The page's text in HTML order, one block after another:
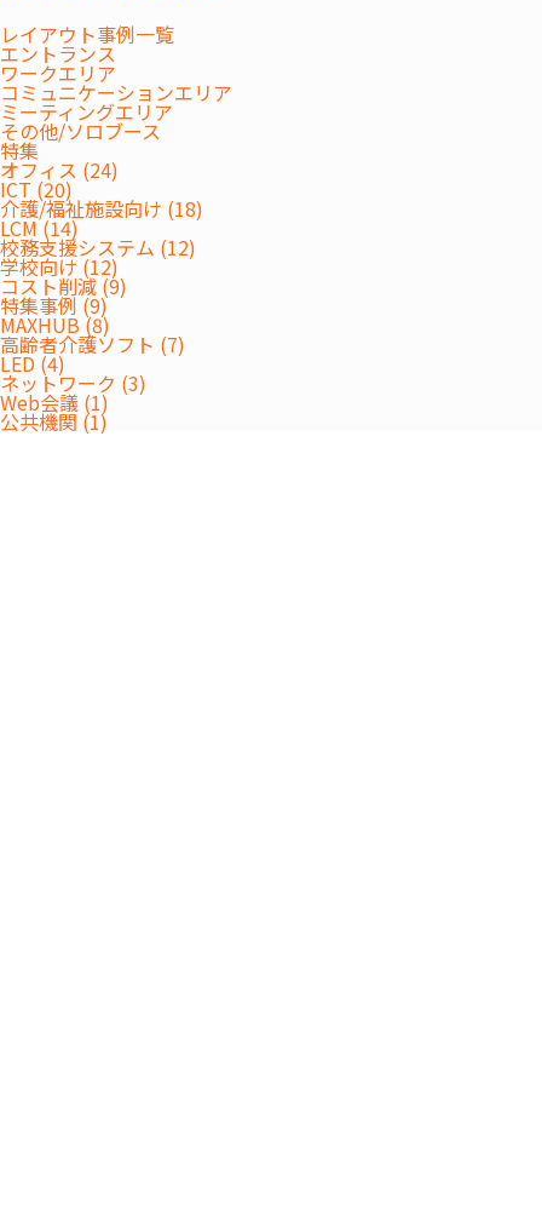
レイアウト事例一覧
エントランス
ワークエリア
コミュニケーションエリア
ミーティングエリア
その他/ソロブース
特集
オフィス (24)
ICT (20)
介護/福祉施設向け (18)
LCM (14)
校務支援システム (12)
学校向け (12)
コスト削減 (9)
特集事例 (9)
MAXHUB (8)
高齢者介護ソフト (7)
LED (4)
ネットワーク (3)
Web会議 (1)
公共機関 (1)